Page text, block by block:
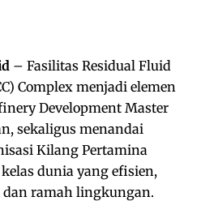
– Fasilitas Residual Fluid
Complex menjadi elemen
Development Master
sekaligus menandai
Kilang Pertamina
dunia yang efisien,
ramah lingkungan.